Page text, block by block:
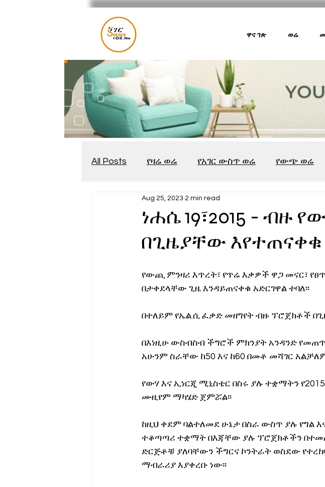
ዋና ገጽ ወሬ
All Posts የዛሬ ወሬ የአገር ውስጥ ወሬ የውጭ ወሬ
የጨዋታ እንግዳ
የሀኪምዎ መልዕክት ባዮቴክኖሎጂ
ነሐሴ 19፣2015 - ብዙ
በጊዜያቸው እየተጠናቀቁ
Aug 25, 2023 2 min read
የውጪ ምንዛሪ እጥረት፣ የጥሬ እቃዎች ዋጋ መናር፣
በታቀደላቸው ጊዜ እንዳይጠናቀቁ አድርገዋል ተባለ፡፡
በተለይም የኤል.ሲ ፈቃድ መዘግየት ብዙ ፕሮጀክቶች
በእነዚሁ ውስብስብ ችግሮች ምክንያት አንዳንድ
አሁንም ስራቸው ከ50 እና ከ60 በመቶ መሻገር
የውሃ እና ኢነርጂ ሚኒስቴር በስሩ ያሉ ተቋማትን
ሙዚየም ማካሄድ ጀምሯል፡፡
ከዚህ ቀደም ባልተለመደ ሁኔታ በስራ ውስጥ ያሉ የግል
ተቆጣጣሪ ተቋማት በእጃቸው ያሉ ፕሮጀክቶችን
ድርጅቶቹ ያለባቸውን ችግርና ኮንትራት ወስደው
ማብራሪያ እያቀረቡ ነው፡፡